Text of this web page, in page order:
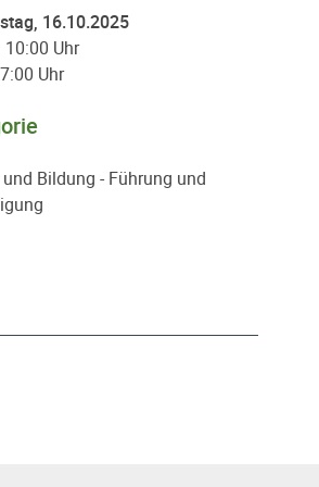
16.10.2025
10:00 Uhr
Uhr
Bildung - Führung und